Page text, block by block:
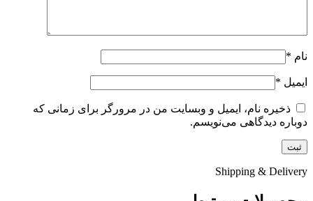
نام *
ایمیل *
ذخیره نام، ایمیل و وبسایت من در مرورگر برای زمانی که
دوباره دیدگاهی می‌نویسم.
Shipping & Delivery